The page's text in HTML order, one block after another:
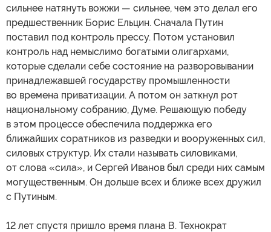
сильнее натянуть вожжи — сильнее, чем это делал его
предшественник Борис Ельцин. Сначала Путин
поставил под контроль прессу. Потом установил
контроль над немыслимо богатыми олигархами,
которые сделали себе состояние на разворовывании
принадлежавшей государству промышленности
во времена приватизации. А потом он заткнул рот
национальному собранию, Думе. Решающую победу
в этом процессе обеспечила поддержка его
ближайших соратников из разведки и вооруженных сил,
силовых структур. Их стали называть силовиками,
от слова «сила», и Сергей Иванов был среди них самым
могущественным. Он дольше всех и ближе всех дружил
с Путиным.
12 лет спустя пришло время плана В. Технократ